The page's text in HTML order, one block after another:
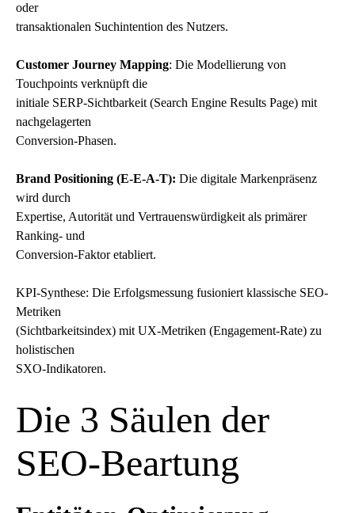
oder
transaktionalen Suchintention des Nutzers.
Customer Journey Mapping: Die Modellierung von
Touchpoints verknüpft die
initiale SERP-Sichtbarkeit (Search Engine Results Page) mit
nachgelagerten
Conversion-Phasen.
Brand Positioning (E-E-A-T): Die digitale Markenpräsenz
wird durch
Expertise, Autorität und Vertrauenswürdigkeit als primärer
Ranking- und
Conversion-Faktor etabliert.
KPI-Synthese: Die Erfolgsmessung fusioniert klassische SEO-
Metriken
(Sichtbarkeitsindex) mit UX-Metriken (Engagement-Rate) zu
holistischen
SXO-Indikatoren.
Die 3 Säulen der
SEO-Beartung